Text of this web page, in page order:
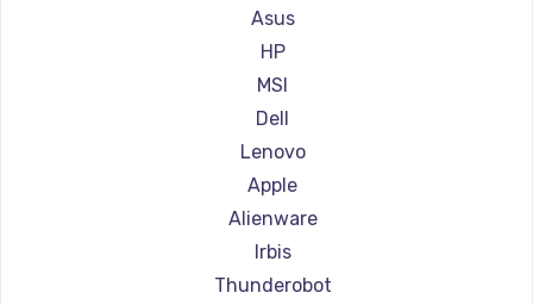
Ремонт компьютеров CHUWI
Asus
HP
MSI
Dell
Lenovo
Apple
Alienware
Irbis
Thunderobot